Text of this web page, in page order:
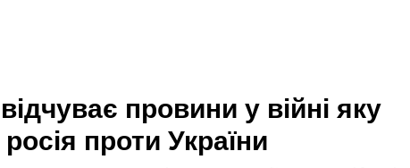
провини у війні яку
проти України